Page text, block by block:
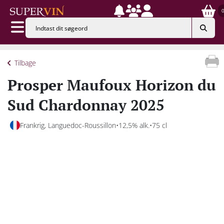
0
Tilbage
Prosper Maufoux Horizon du
Sud Chardonnay 2025
Frankrig, Languedoc-Roussillon 12,5% alk. 75 cl